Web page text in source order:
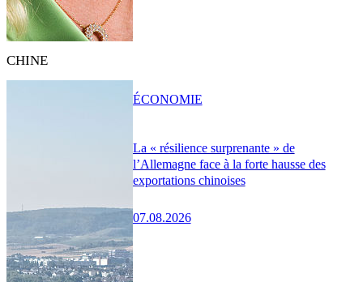
CHINE
La « résilience surprenante » de
l’Allemagne face à la forte hausse des
exportations chinoises
07.08.2026
ÉCONOMIE